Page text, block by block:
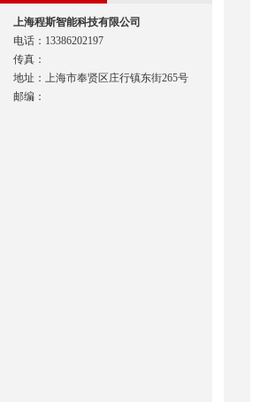
上海程斯智能科技有限公司
电话：13386202197
传真：
地址：上海市奉贤区庄行镇东街265号
邮编：